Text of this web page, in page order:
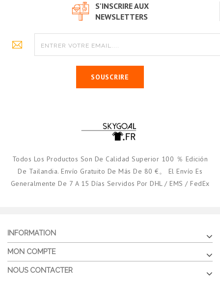
S'INSCRIRE AUX
NEWSLETTERS
SOUSCRIRE
Todos Los Productos Son De Calidad Superior 100 ％ Edición
De Tailandia. Envío Gratuito De Más De 80 €。 El Envío Es
Generalmente De 7 A 15 Días Servidos Por DHL / EMS / FedEx
INFORMATION
MON COMPTE
NOUS CONTACTER